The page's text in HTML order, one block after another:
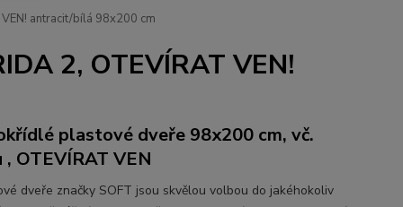
antracit/bílá 98x200 cm
2, OTEVÍRAT VEN!
plastové dveře 98x200 cm, vč.
, OTEVÍRAT VEN
dveře značky SOFT jsou skvělou volbou do jakéhokoliv